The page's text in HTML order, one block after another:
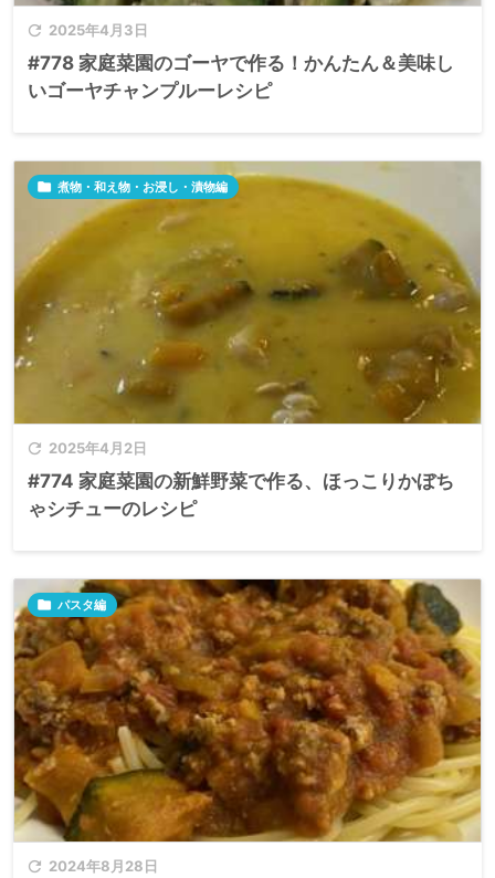
 2025年4月3日
#778 家庭菜園のゴーヤで作る！かんたん＆美味し
いゴーヤチャンプルーレシピ
 2025年4月2日
 煮物・和え物・お浸し・漬物編
#774 家庭菜園の新鮮野菜で作る、ほっこりかぼち
ゃシチューのレシピ
 2024年8月28日
 パスタ編